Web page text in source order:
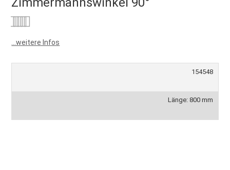
...weitere Infos
154548
Länge: 800 mm